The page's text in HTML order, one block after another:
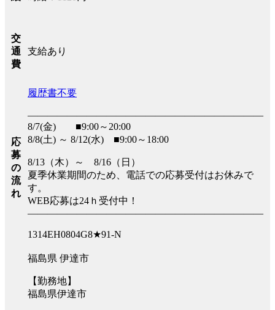
交
通
費
支給あり
応
募
の
流
れ
履歴書不要
――――――――――――――――――――――――
8/7(金) ■9:00～20:00
8/8(土) ～ 8/12(水) ■9:00～18:00
8/13（木）～ 8/16（日）
夏季休業期間のため、電話での応募受付はお休みで
す。
WEB応募は24ｈ受付中！
――――――――――――――――――――――――
1314EH0804G8★91-N
福島県 伊達市
【勤務地】
福島県伊達市